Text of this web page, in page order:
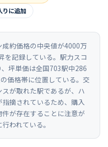
りに追加
約価格の中央値が4000万
を記録している。駅力スコ
坪単価は全国703駅中286
価格帯に位置している。交
が取れた駅であるが、ハ
摘されているため、購入
が存在することに注意が
われている。